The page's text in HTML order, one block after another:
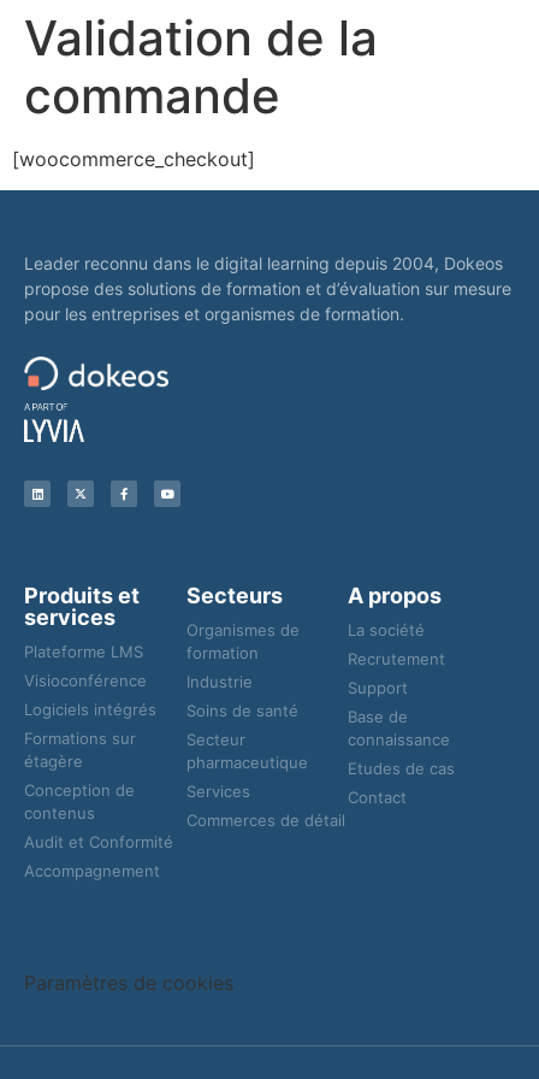
Validation de la
commande
[woocommerce_checkout]
Leader reconnu dans le digital learning depuis 2004, Dokeos
propose des solutions de formation et d’évaluation sur mesure
pour les entreprises et organismes de formation.
Produits et
services
Plateforme LMS
Visioconférence
Logiciels intégrés
Formations sur
étagère
Conception de
contenus
Audit et Conformité
Accompagnement
Secteurs
Organismes de
formation
Industrie
Soins de santé
Secteur
pharmaceutique
Services
Commerces de détail
A propos
La société
Recrutement
Support
Base de
connaissance
Etudes de cas
Contact
Paramètres de cookies